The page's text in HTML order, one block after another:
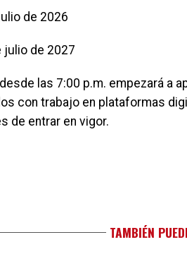
de 2026
julio de 2027
las 7:00 p.m. empezará a
con trabajo en plataformas
de entrar en vigor.
TAMBIÉN